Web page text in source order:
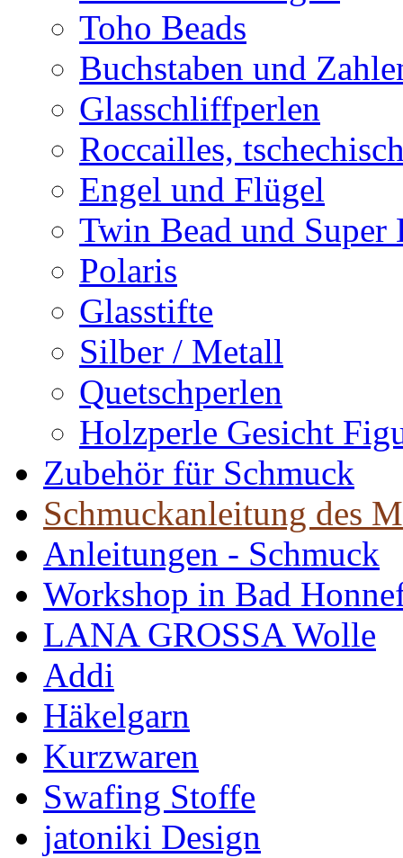
Toho Beads
Buchstaben und
Glasschliffperlen
Roccailles,
Engel und Flügel
Twin Bead und Super
Polaris
Glasstifte
Silber / Metall
Quetschperlen
Holzperle Gesicht
Zubehör für Schmuck
Schmuckanleitung des
Anleitungen - Schmuck
Workshop in Bad
LANA GROSSA Wolle
Addi
Häkelgarn
Kurzwaren
Swafing Stoffe
jatoniki Design